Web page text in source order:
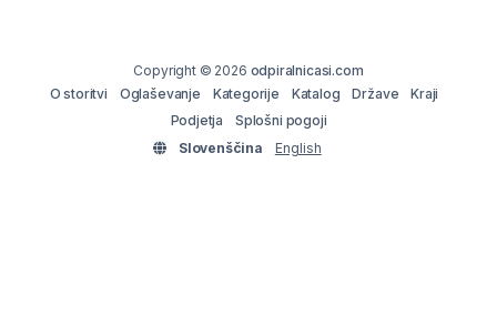
Copyright © 2026 odpiralnicasi.com
O storitvi
Oglaševanje Kategorije Katalog Države
Kraji
Podjetja
Splošni pogoji
Slovenščina
English